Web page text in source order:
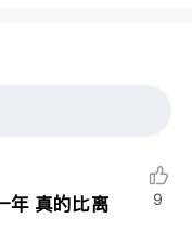
年 真的比离
9